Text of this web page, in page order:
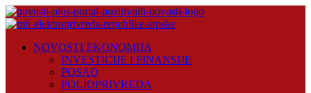
Skip
to
Plus
NOVOSTI EKONOMIJA
INVESTICIJE I FINANSIJE
POSAO
POLJOPRIVREDA